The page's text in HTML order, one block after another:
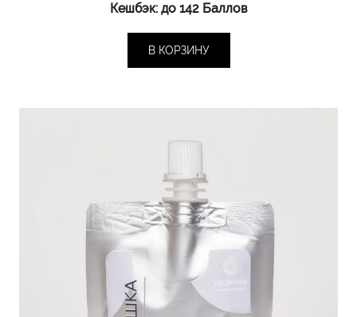
Кешбэк: до 142 Баллов
В КОРЗИНУ